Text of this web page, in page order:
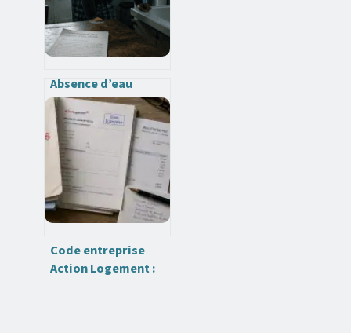
Absence d’eau
chaude en location :
vos droits, délais
de réparation et
recours pour
obtenir
dédommagement
Code entreprise
Action Logement :